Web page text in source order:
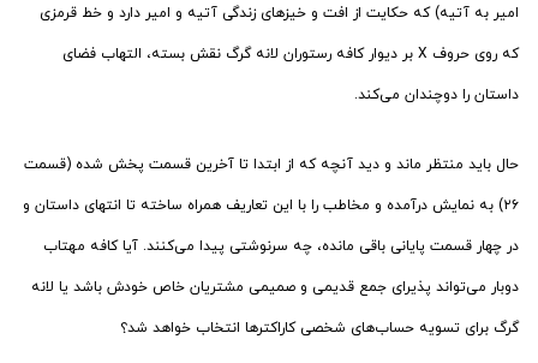
امیر به آتیه) که حکایت از افت و خیزهای زندگی آتیه و امیر دارد و خط قرمزی
که روی حروف X بر دیوار کافه رستوران لانه گرگ نقش بسته، التهاب فضای
داستان را دوچندان می‌کند.
حال باید منتظر ماند و دید آنچه که از ابتدا تا آخرین قسمت پخش شده (قسمت
۲۶) به نمایش درآمده و مخاطب را با این تعاریف همراه ساخته تا انتهای داستان و
در چهار قسمت پایانی باقی مانده، چه سرنوشتی پیدا می‌کنند. آیا کافه مهتاب
دوبار می‌تواند پذیرای جمع قدیمی و صمیمی مشتریان خاص خودش باشد یا لانه
گرگ برای تسویه حساب‌های شخصی کاراکترها انتخاب خواهد شد؟